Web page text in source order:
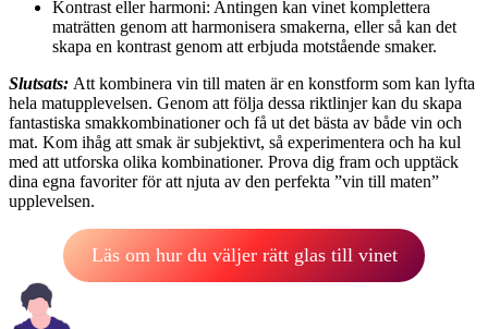
Kontrast eller harmoni: Antingen kan vinet komplettera
maträtten genom att harmonisera smakerna, eller så kan det
skapa en kontrast genom att erbjuda motstående smaker.
Slutsats: Att kombinera vin till maten är en konstform som kan lyfta
hela matupplevelsen. Genom att följa dessa riktlinjer kan du skapa
fantastiska smakkombinationer och få ut det bästa av både vin och
mat. Kom ihåg att smak är subjektivt, så experimentera och ha kul
med att utforska olika kombinationer. Prova dig fram och upptäck
dina egna favoriter för att njuta av den perfekta ”vin till maten”
upplevelsen.
Läs om hur du väljer rätt glas till vinet